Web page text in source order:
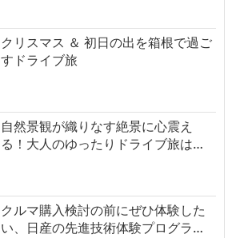
クリスマス ＆ 初日の出を箱根で過ご
すドライブ旅
自然景観が織りなす絶景に心震え
る！大人のゆったりドライブ旅は…
クルマ購入検討の前にぜひ体験した
い、日産の先進技術体験プログラ…